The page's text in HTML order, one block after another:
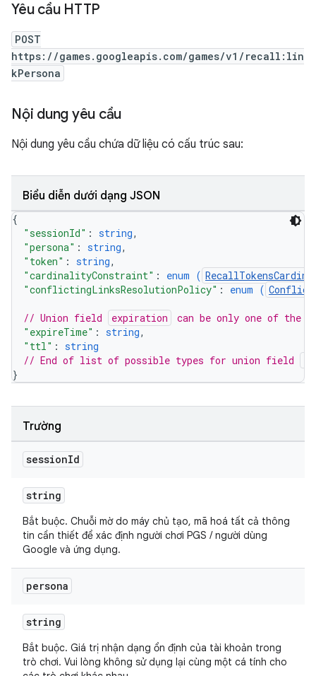
Yêu cầu HTTP
POST
https://games.googleapis.com/games/v1/recall:lin
kPersona
Nội dung yêu cầu
Nội dung yêu cầu chứa dữ liệu có cấu trúc sau:
Biểu diễn dưới dạng JSON
{
"sessionId" : string,
"persona" : string,
"token" : string,
"cardinalityConstraint" : enum (
"conflictingLinksResolutionPolicy" : enum (
// Union field expiration
can be only one of the
"expireTime" : string,
"ttl" : string
// End of list of possible types for union field
}
Trường
sessionId
string
Bắt buộc. Chuỗi mờ do máy chủ tạo, mã hoá tất cả thông
tin cần thiết để xác định người chơi PGS / người dùng
Google và ứng dụng.
persona
string
Bắt buộc. Giá trị nhận dạng ổn định của tài khoản trong
trò chơi. Vui lòng không sử dụng lại cùng một cá tính cho